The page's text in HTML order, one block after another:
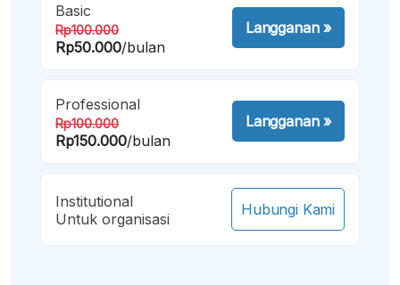
Basic
Rp100.000
Rp50.000/bulan
Langganan»
Professional
Rp100.000
Rp150.000/bulan
Langganan»
Institutional
Untuk organisasi
Hubungi Kami